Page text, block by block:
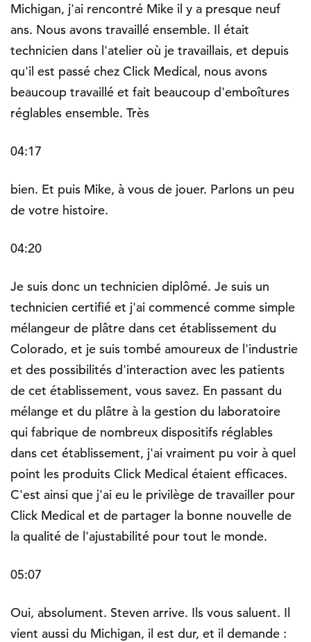
Michigan, j'ai rencontré Mike il y a presque neuf
ans. Nous avons travaillé ensemble. Il était
technicien dans l'atelier où je travaillais, et depuis
qu'il est passé chez Click Medical, nous avons
beaucoup travaillé et fait beaucoup d'emboîtures
réglables ensemble. Très
04:17
bien. Et puis Mike, à vous de jouer. Parlons un peu
de votre histoire.
04:20
Je suis donc un technicien diplômé. Je suis un
technicien certifié et j'ai commencé comme simple
mélangeur de plâtre dans cet établissement du
Colorado, et je suis tombé amoureux de l'industrie
et des possibilités d'interaction avec les patients
de cet établissement, vous savez. En passant du
mélange et du plâtre à la gestion du laboratoire
qui fabrique de nombreux dispositifs réglables
dans cet établissement, j'ai vraiment pu voir à quel
point les produits Click Medical étaient efficaces.
C'est ainsi que j'ai eu le privilège de travailler pour
Click Medical et de partager la bonne nouvelle de
la qualité de l'ajustabilité pour tout le monde.
05:07
Oui, absolument. Steven arrive. Ils vous saluent. Il
vient aussi du Michigan, il est dur, et il demande :